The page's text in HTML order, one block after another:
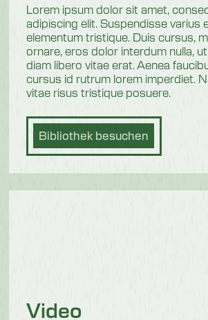
Lorem ipsum dolor sit amet,
adipiscing elit. Suspendisse varius
elementum tristique. Duis cursus,
ornare, eros dolor interdum nulla,
diam libero vitae erat. Aenea
cursus id rutrum lorem imperdiet.
vitae risus tristique posuere.
Bibliothek besuchen
Video